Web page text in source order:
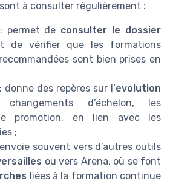
à consulter régulièrement :
de consulter le dossier
de vérifier que les formations
sont bien prises en
: donne des repères sur l’evolution
d’échelon, les
promotion, en lien avec les
;
souvent vers d’autres outils
ou vers Arena, où se font
liées à la formation continue